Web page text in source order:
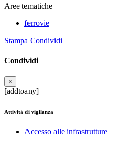
Aree tematiche
ferrovie
Stampa Condividi
Condividi
×
[addtoany]
Attività di vigilanza
Accesso alle infrastrutture